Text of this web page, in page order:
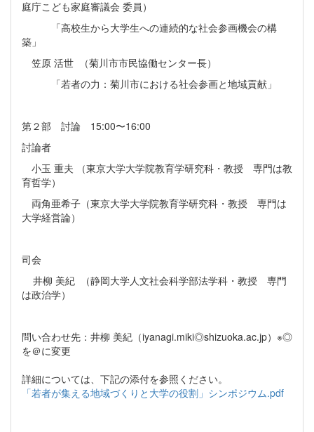
庭庁こども家庭審議会 委員）
「高校生から大学生への連続的な社会参画機会の構
築」
笠原 活世 （菊川市市民協働センター長）
「若者の力：菊川市における社会参画と地域貢献」
第２部 討論 15:00〜16:00
討論者
小玉 重夫 （東京大学大学院教育学研究科・教授 専門は教
育哲学）
両角亜希子（東京大学大学院教育学研究科・教授 専門は
大学経営論）
司会
井柳 美紀 （静岡大学人文社会科学部法学科・教授 専門
は政治学）
問い合わせ先：井柳 美紀（iyanagi.miki◎shizuoka.ac.jp）※◎
を＠に変更
詳細については、下記の添付を参照ください。
「若者が集える地域づくりと大学の役割」シンポジウム.pdf